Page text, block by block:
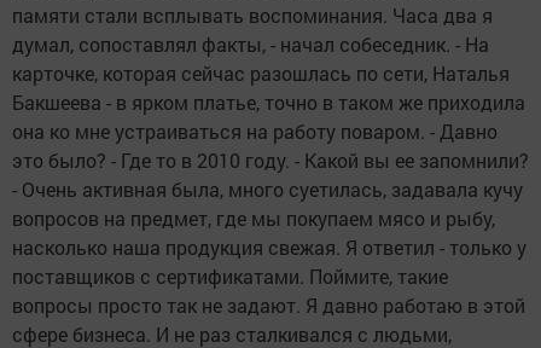
памяти стали всплывать воспоминания. Часа два я
думал, сопоставлял факты, - начал собеседник. - На
карточке, которая сейчас разошлась по сети, Наталья
Бакшеева - в ярком платье, точно в таком же приходила
она ко мне устраиваться на работу поваром. - Давно
это было? - Где то в 2010 году. - Какой вы ее запомнили?
- Очень активная была, много суетилась, задавала кучу
вопросов на предмет, где мы покупаем мясо и рыбу,
насколько наша продукция свежая. Я ответил - только у
поставщиков с сертификатами. Поймите, такие
вопросы просто так не задают. Я давно работаю в этой
сфере бизнеса. И не раз сталкивался с людьми,